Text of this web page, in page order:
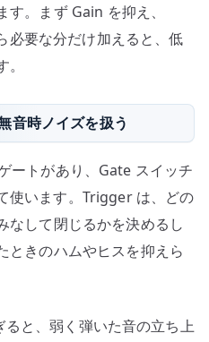
。まず Gain を抑え、
必要な分だけ加えると、低
音時ノイズを扱う
トがあり、Gate スイッチ
使います。Trigger は、どの
なして閉じるかを決めるし
ときのハムやヒスを抑えら
と、弱く弾いた音の立ち上